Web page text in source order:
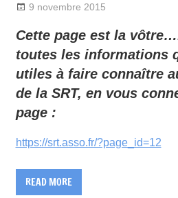
9 novembre 2015
Cette page est la
toutes les informations
utiles à faire connaître
de la SRT, en vous
page :
https://srt.asso.fr/?page_id=12
READ MORE